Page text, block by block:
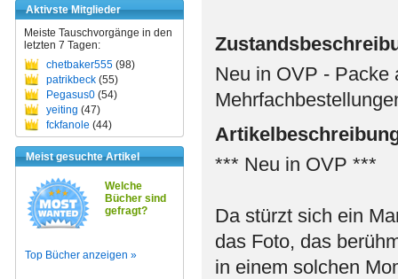
Aktivste Mitglieder
Meiste Tauschvorgänge in den
letzten 7 Tagen:
chetbaker555 (98)
patrikbeck (55)
Pegasus0 (54)
yeiting (47)
fckfanole (44)
Meist gesuchte Artikel
Welche
Bücher sind
gefragt?
Top Bücher anzeigen »
Neu in OVP - Packe
*** Neu in OVP ***
Da stürzt sich ein
das Foto, das
in einem solchen